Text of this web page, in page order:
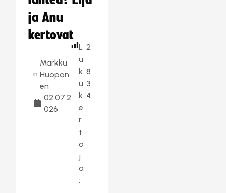
ja Anu
kertovat
Markku
Huopon
en
02.07.2
026
L
u
k
u
k
e
r
t
o
j
a
:
2
8
3
4